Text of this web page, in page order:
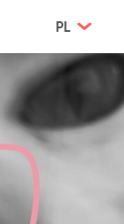
PL